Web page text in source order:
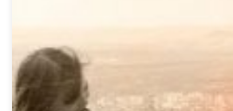
Yo pude salvar a Lorca es una novela del
Víctor Amela y publicada por Destino. Una
caras irreconocibles para un nieto que fue
de muchos espacios sin llenar entre un